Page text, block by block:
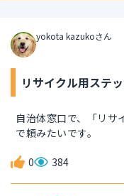
yokota kazukoさん
リサイクル用ステ
自治体窓口で、「リサ
で頼みたいです。
0 384